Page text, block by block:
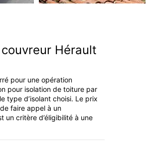
Hérault
pour une opération
pour isolation de toiture par
type d’isolant choisi. Le prix
faire appel à un
un critère d’éligibilité à une